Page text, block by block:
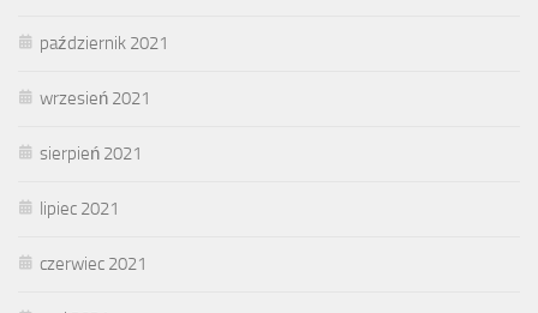
październik 2021
wrzesień 2021
sierpień 2021
lipiec 2021
czerwiec 2021